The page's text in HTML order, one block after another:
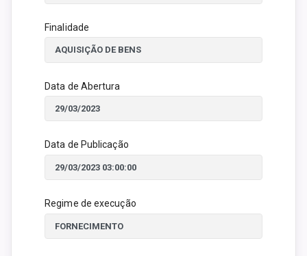
Finalidade
Data de Abertura
Data de Publicação
Regime de execução